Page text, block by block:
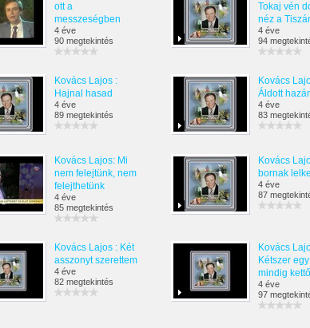
ott a
messzeségben
4 éve
90 megtekintés
Tokaj vén
néz a
4 éve
94
Kovács Lajos :
Hajnal hasad
4 éve
89 megtekintés
Kovács
Áldott
4 éve
83
Kovács Lajos: Mi
nem felejtünk, nem
felejthetünk
4 éve
85 megtekintés
Kovács
bornak
4 éve
87
Kovács Lajos : Két
asszonyt szerettem
4 éve
82 megtekintés
Kovács
Kétszer
mindig kettő
4 éve
97